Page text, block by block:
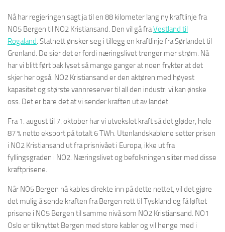
Nå har regjeringen sagt ja til en 88 kilometer lang ny kraftlinje fra
NO5 Bergen til NO2 Kristiansand. Den vil gå fraVestland til
Rogaland. Statnett ønsker seg i tillegg en kraftlinje fra Sørlandet til
Grenland. De sier det er fordi næringslivet trenger mer strøm. Nå
har vi blitt ført bak lyset så mange ganger at noen frykter at det
skjer her også. NO2 Kristiansand er den aktøren med høyest
kapasitet og største vannreserver til all den industri vi kan ønske
oss. Det er bare det at vi sender kraften ut av landet.
Fra 1. august til 7. oktober har vi utvekslet kraft så det gløder, hele
87 % netto eksport på totalt 6 TWh. Utenlandskablene setter prisen
i NO2 Kristiansand ut fra prisnivået i Europa, ikke ut fra
fyllingsgraden i NO2. Næringslivet og befolkningen sliter med disse
kraftprisene.
Når NO5 Bergen nå kables direkte inn på dette nettet, vil det gjøre
det mulig å sende kraften fra Bergen rett til Tyskland og få løftet
prisene i NO5 Bergen til samme nivå som NO2 Kristiansand. NO1
Oslo er tilknyttet Bergen med store kabler og vil henge med i